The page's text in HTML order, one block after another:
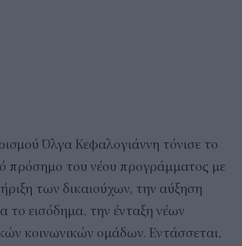
Όλγα Κεφαλογιάννη τόνισε το
πρόσημο του νέου προγράμματος με
των δικαιούχων, την αύξηση
το εισόδημα, την ένταξη νέων
κοινωνικών ομάδων. Εντάσσεται,